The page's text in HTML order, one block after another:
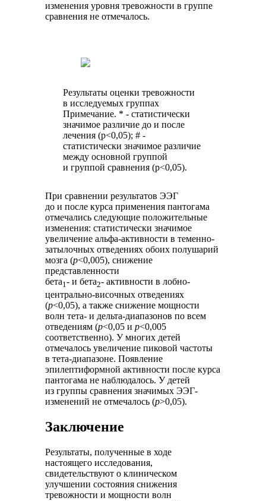
изменения уровня тревожности в группе
сравнения не отмечалось.
Результаты оценки тревожности
в исследуемых группах
Примечание. * - статистически
значимое различие до и после
лечения (р<0,05); # -
статистически значимое различие
между основной группой
и группой сравнения (р<0,05).
При сравнении результатов ЭЭГ
до и после курса применения пантогама
отмечались следующие положительные
изменения: статистически значимое
увеличение альфа-активности в теменно-
затылочных отведениях обоих полушарий
мозга (р<0,005), снижение
представленности
бета1- и бета2- активности в лобно-
центрально-височных отведениях
(р<0,05), а также снижение мощности
волн тета- и дельта-диапазонов по всем
отведениям (р<0,05 ир<0,005
соответственно). У многих детей
отмечалось увеличение пиковой частоты
в тета-диапазоне. Появление
эпилептиформной активности после курса
пантогама не наблюдалось. У детей
из группы сравнения значимых ЭЭГ-
изменений не отмечалось (р>0,05).
Заключение
Результаты, полученные в ходе
настоящего исследования,
свидетельствуют о клиническом
улучшении состояния снижения
тревожности и мощности волн